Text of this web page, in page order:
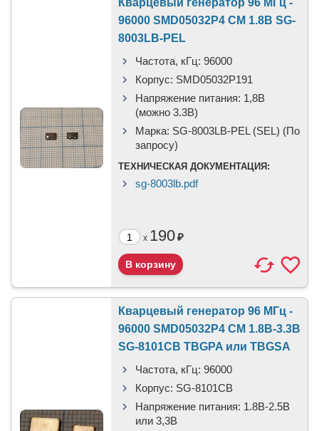
Кварцевый генератор 96 МГц -
96000 SMD05032P4 CM 1.8В SG-
8003LB-PEL
Частота, кГц: 96000
Корпус: SMD05032P191
Напряжение питания: 1,8В
(можно 3.3В)
Марка: SG-8003LB-PEL (SEL) (По
запросу)
ТЕХНИЧЕСКАЯ ДОКУМЕНТАЦИЯ:
sg-8003lb.pdf
x 190₽
Кварцевый генератор 96 МГц -
96000 SMD05032P4 CM 1.8В-3.3В
SG-8101CB TBGPA или TBGSA
Частота, кГц: 96000
Корпус: SG-8101CB
Напряжение питания: 1.8В-2.5B
или 3,3B